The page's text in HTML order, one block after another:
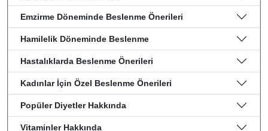
Emzirme Döneminde Beslenme Önerileri
Hamilelik Döneminde Beslenme
Hastalıklarda Beslenme Önerileri
Kadınlar İçin Özel Beslenme Önerileri
Popüler Diyetler Hakkında
Vitaminler Hakkında